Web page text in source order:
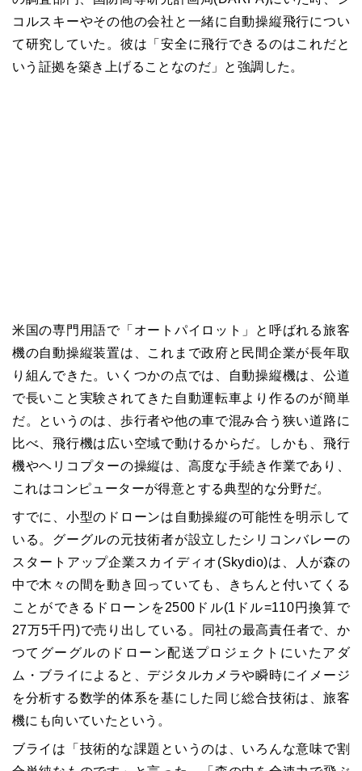
コルスキーやその他の会社と一緒に自動操縦飛行につい
て研究していた。彼は「安全に飛行できるのはこれだと
いう証拠を築き上げることなのだ」と強調した。
米国の専門用語で「オートパイロット」と呼ばれる旅客
機の自動操縦装置は、これまで政府と民間企業が長年取
り組んできた。いくつかの点では、自動操縦機は、公道
で長いこと実験されてきた自動運転車より作るのが簡単
だ。というのは、歩行者や他の車で混み合う狭い道路に
比べ、飛行機は広い空域で動けるからだ。しかも、飛行
機やヘリコプターの操縦は、高度な手続き作業であり、
これはコンピューターが得意とする典型的な分野だ。
すでに、小型のドローンは自動操縦の可能性を明示して
いる。グーグルの元技術者が設立したシリコンバレーの
スタートアップ企業スカイディオ(Skydio)は、人が森の
中で木々の間を動き回っていても、きちんと付いてくる
ことができるドローンを2500ドル(1ドル=110円換算で
27万5千円)で売り出している。同社の最高責任者で、か
つてグーグルのドローン配送プロジェクトにいたアダ
ム・ブライによると、デジタルカメラや瞬時にイメージ
を分析する数学的体系を基にした同じ総合技術は、旅客
機にも向いていたという。
ブライは「技術的な課題というのは、いろんな意味で割